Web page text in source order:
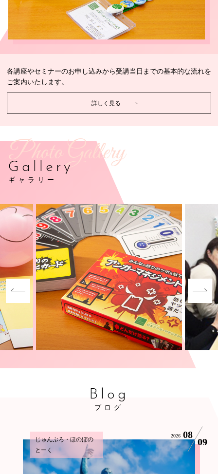
各講座やセミナーのお申し込みから受講当日までの基本的な流れを
ご案内いたします。
詳しく見る
Photo Gallery
Gallery
ギャラリー
Blog
ブログ
じゅんぶろ・ほのぼの
とーく
2026 08
09